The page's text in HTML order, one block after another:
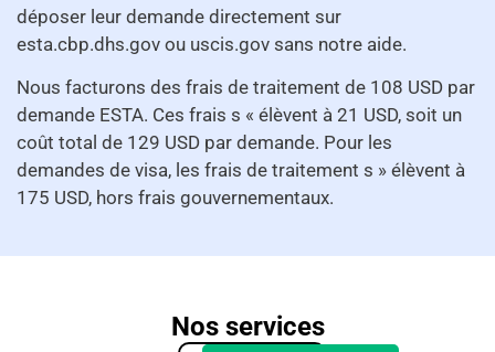
déposer leur demande directement sur
esta.cbp.dhs.gov ou uscis.gov sans notre aide.
Nous facturons des frais de traitement de 108 USD par
demande ESTA. Ces frais s « élèvent à 21 USD, soit un
coût total de 129 USD par demande. Pour les
demandes de visa, les frais de traitement s » élèvent à
175 USD, hors frais gouvernementaux.
Nos services